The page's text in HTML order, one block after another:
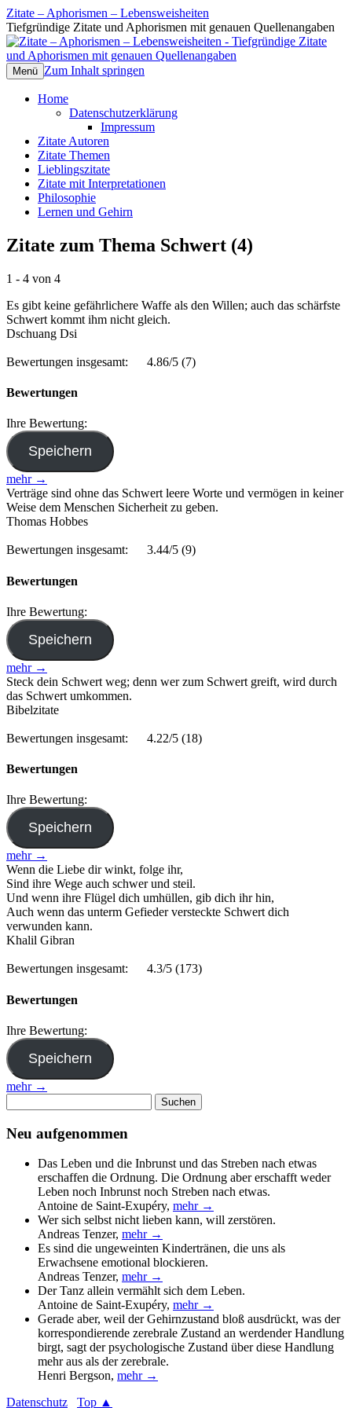
Zitate – Aphorismen – Lebensweisheiten
Tiefgründige Zitate und Aphorismen mit genauen Quellenangaben
Menü Zum Inhalt springen
Home
Datenschutzerklärung
Impressum
Zitate Autoren
Zitate Themen
Lieblingszitate
Zitate mit Interpretationen
Philosophie
Lernen und Gehirn
Zitate zum Thema Schwert (4)
1 - 4 von 4
Es gibt keine gefährlichere Waffe als den Willen; auch das schärfste
Schwert kommt ihm nicht gleich.
Dschuang Dsi
Bewertungen insgesamt: 4.86/5 (7)
Bewertungen
Ihre Bewertung:
mehr →
Verträge sind ohne das Schwert leere Worte und vermögen in keiner
Weise dem Menschen Sicherheit zu geben.
Thomas Hobbes
Bewertungen insgesamt: 3.44/5 (9)
Bewertungen
Ihre Bewertung:
mehr →
Steck dein Schwert weg; denn wer zum Schwert greift, wird durch
das Schwert umkommen.
Bibelzitate
Bewertungen insgesamt: 4.22/5 (18)
Bewertungen
Ihre Bewertung:
mehr →
Wenn die Liebe dir winkt, folge ihr,
Sind ihre Wege auch schwer und steil.
Und wenn ihre Flügel dich umhüllen, gib dich ihr hin,
Auch wenn das unterm Gefieder versteckte Schwert dich
verwunden kann.
Khalil Gibran
Bewertungen insgesamt: 4.3/5 (173)
Bewertungen
Ihre Bewertung:
mehr →
nach:
Neu aufgenommen
Das Leben und die Inbrunst und das Streben nach etwas
erschaffen die Ordnung. Die Ordnung aber erschafft weder
Leben noch Inbrunst noch Streben nach etwas.
Antoine de Saint-Exupéry, mehr →
Wer sich selbst nicht lieben kann, will zerstören.
Andreas Tenzer, mehr →
Es sind die ungeweinten Kindertränen, die uns als
Erwachsene emotional blockieren.
Andreas Tenzer, mehr →
Der Tanz allein vermählt sich dem Leben.
Antoine de Saint-Exupéry, mehr →
Gerade aber, weil der Gehirnzustand bloß ausdrückt, was der
korrespondierende zerebrale Zustand an werdender Handlung
birgt, sagt der psychologische Zustand über diese Handlung
mehr aus als der zerebrale.
Henri Bergson, mehr →
Datenschutz
Top ▲